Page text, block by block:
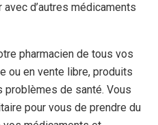
d’autres médicaments
pharmacien de tous vos
ou en vente libre, produits
problèmes de santé. Vous
pour vous de prendre du